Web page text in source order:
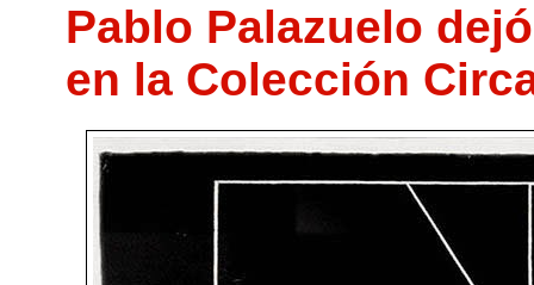
Pablo Palazuelo
en la Colección